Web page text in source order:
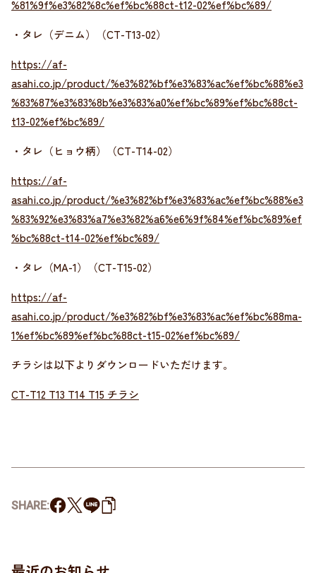
%81%9f%e3%82%8c%ef%bc%88ct-t12-02%ef%bc%89/
・タレ（デニム）（CT-T13-02）
https://af-
asahi.co.jp/product/%e3%82%bf%e3%83%ac%ef%bc%88%e3
%83%87%e3%83%8b%e3%83%a0%ef%bc%89%ef%bc%88ct-
t13-02%ef%bc%89/
・タレ（ヒョウ柄）（CT-T14-02）
https://af-
asahi.co.jp/product/%e3%82%bf%e3%83%ac%ef%bc%88%e3
%83%92%e3%83%a7%e3%82%a6%e6%9f%84%ef%bc%89%ef
%bc%88ct-t14-02%ef%bc%89/
・タレ（MA-1）（CT-T15-02）
https://af-
asahi.co.jp/product/%e3%82%bf%e3%83%ac%ef%bc%88ma-
1%ef%bc%89%ef%bc%88ct-t15-02%ef%bc%89/
チラシは以下よりダウンロードいただけます。
CT-T12 T13 T14 T15 チラシ
SHARE: